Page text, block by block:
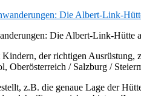
Die Albert-Link-Hütte
der richtigen
Oberösterreich / Salzburg /
z.B. die genaue Lage der